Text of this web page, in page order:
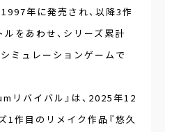
年に発売され、以降3作
をあわせ、シリーズ累計
ミュレーションゲームで
リバイバル』は、2025年12
1作目のリメイク作品『悠久